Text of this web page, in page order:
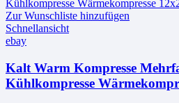
Zur Wunschliste hinzufügen
Schnellansicht
ebay
Kalt Warm Kompresse
Kühlkompresse